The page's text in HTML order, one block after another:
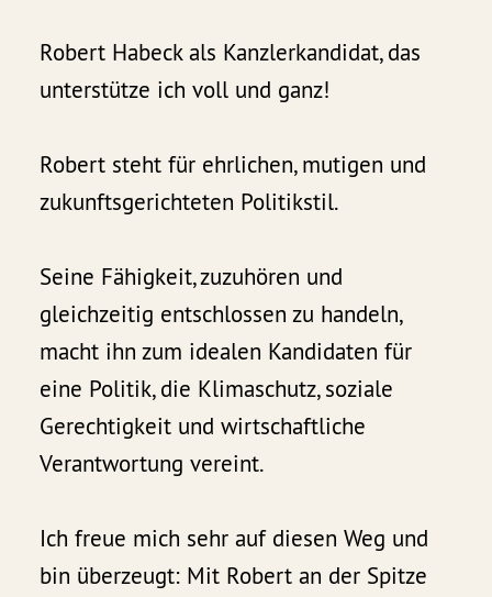
Robert Habeck als Kanzlerkandidat, das
unterstütze ich voll und ganz!
Robert steht für ehrlichen, mutigen und
zukunftsgerichteten Politikstil.
Seine Fähigkeit, zuzuhören und
gleichzeitig entschlossen zu handeln,
macht ihn zum idealen Kandidaten für
eine Politik, die Klimaschutz, soziale
Gerechtigkeit und wirtschaftliche
Verantwortung vereint.
Ich freue mich sehr auf diesen Weg und
bin überzeugt: Mit Robert an der Spitze